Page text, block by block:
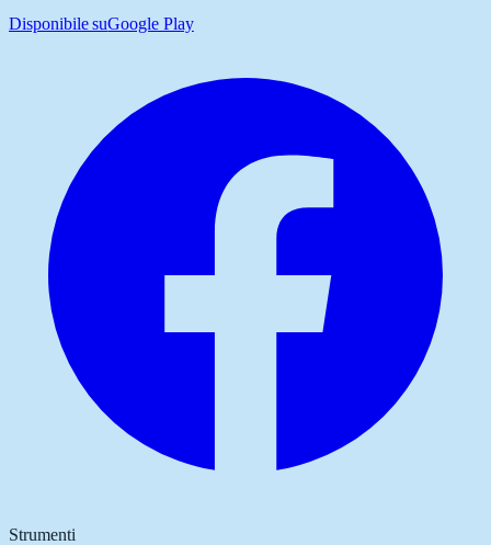
Disponibile suGoogle Play
Strumenti